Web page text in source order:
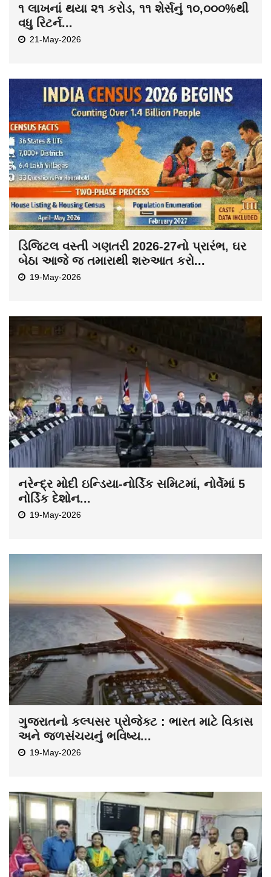
૧ લાખનાં થયા ૨૧ કરોડ, ૧૧ શેર્સનું ૧૦,૦૦૦%થી
વધુ રિટર્ન...
21-May-2026
ડિજિટલ વસ્તી ગણતરી 2026-27નો પ્રારંભ, ઘર
બેઠા આજે જ તમારાથી શરુઆત કરો...
19-May-2026
નરેન્દ્ર મોદી ઇન્ડિયા-નોર્ડિક સમિટમાં, નોર્વેમાં 5
નોર્ડિક દેશોન...
19-May-2026
ગુજરાતનો કલ્પસર પ્રોજેક્ટ : ભારત માટે વિકાસ
અને જળસંચયનું ભવિષ્ય...
19-May-2026